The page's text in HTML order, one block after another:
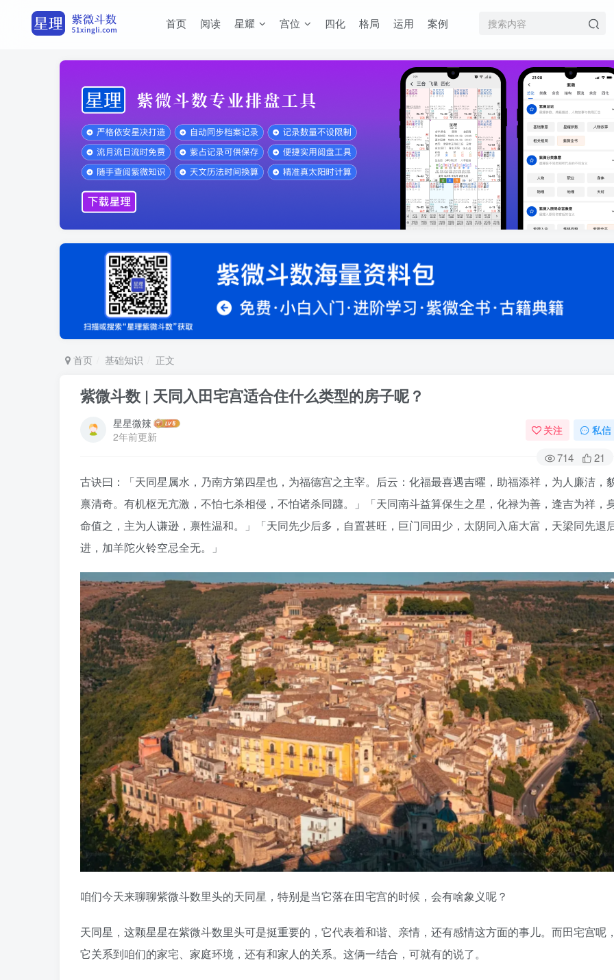
首页 阅读 星耀 宫位 四化 格局 运用 案例
首页 基础知识 正文
紫微斗数 | 天同入田宅宫适合住什么类型的房子呢？
星星微辣
2年前更新
关注 私信
714 21
古诀曰：「天同星属水，乃南方第四星也，为福德宫之主宰。后云：化福最喜遇吉曜，助福添祥，为人廉洁，
禀清奇。有机枢无亢激，不怕七杀相侵，不怕诸杀同躔。」「天同南斗益算保生之星，化禄为善，逢吉为祥，
命值之，主为人谦逊，禀性温和。」「天同先少后多，自置甚旺，巨门同田少，太阴同入庙大富，天梁同先退
进，加羊陀火铃空忌全无。」
咱们今天来聊聊紫微斗数里头的天同星，特别是当它落在田宅宫的时候，会有啥象义呢？
天同星，这颗星星在紫微斗数里头可是挺重要的，它代表着和谐、亲情，还有感情这方面的事儿。而田宅宫呢，
它关系到咱们的家宅、家庭环境，还有和家人的关系。这俩一结合，可就有的说了。